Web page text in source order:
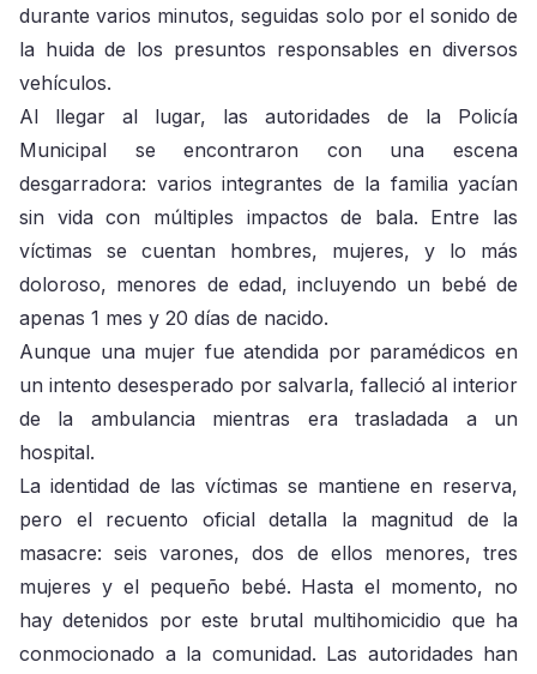
durante varios minutos, seguidas solo por el sonido de
la huida de los presuntos responsables en diversos
vehículos.
Al llegar al lugar, las autoridades de la Policía
Municipal se encontraron con una escena
desgarradora: varios integrantes de la familia yacían
sin vida con múltiples impactos de bala. Entre las
víctimas se cuentan hombres, mujeres, y lo más
doloroso, menores de edad, incluyendo un bebé de
apenas 1 mes y 20 días de nacido.
Aunque una mujer fue atendida por paramédicos en
un intento desesperado por salvarla, falleció al interior
de la ambulancia mientras era trasladada a un
hospital.
La identidad de las víctimas se mantiene en reserva,
pero el recuento oficial detalla la magnitud de la
masacre: seis varones, dos de ellos menores, tres
mujeres y el pequeño bebé. Hasta el momento, no
hay detenidos por este brutal multihomicidio que ha
conmocionado a la comunidad. Las autoridades han